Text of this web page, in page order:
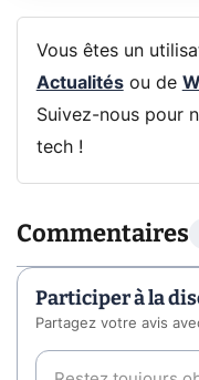
Vous êtes un
Actualitésou de
Suivez-nous pour
tech !
Commentaires
Participer à la
Partagez votre avis